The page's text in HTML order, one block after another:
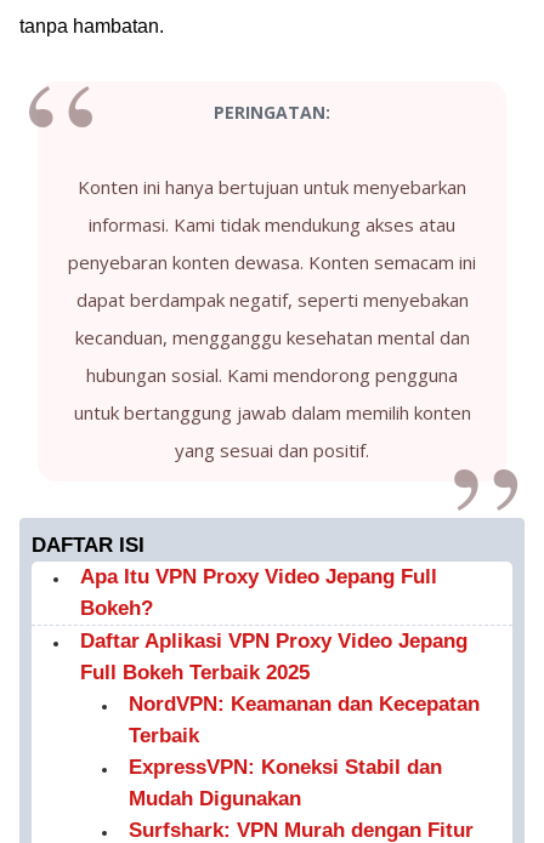
tanpa hambatan.
PERINGATAN:
Konten ini hanya bertujuan untuk menyebarkan
informasi. Kami tidak mendukung akses atau
penyebaran konten dewasa. Konten semacam ini
dapat berdampak negatif, seperti menyebakan
kecanduan, mengganggu kesehatan mental dan
hubungan sosial. Kami mendorong pengguna
untuk bertanggung jawab dalam memilih konten
yang sesuai dan positif.
DAFTAR ISI
Apa Itu VPN Proxy Video Jepang Full
Bokeh?
Daftar Aplikasi VPN Proxy Video Jepang
Full Bokeh Terbaik 2025
NordVPN: Keamanan dan Kecepatan
Terbaik
ExpressVPN: Koneksi Stabil dan
Mudah Digunakan
Surfshark: VPN Murah dengan Fitur